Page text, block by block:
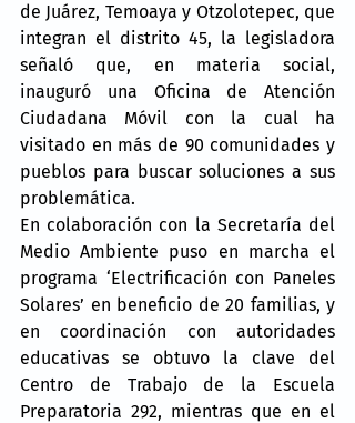
de Juárez, Temoaya y Otzolotepec, que
integran el distrito 45, la legisladora
señaló que, en materia social,
inauguró una Oficina de Atención
Ciudadana Móvil con la cual ha
visitado en más de 90 comunidades y
pueblos para buscar soluciones a sus
problemática.
En colaboración con la Secretaría del
Medio Ambiente puso en marcha el
programa ‘Electrificación con Paneles
Solares’ en beneficio de 20 familias, y
en coordinación con autoridades
educativas se obtuvo la clave del
Centro de Trabajo de la Escuela
Preparatoria 292, mientras que en el